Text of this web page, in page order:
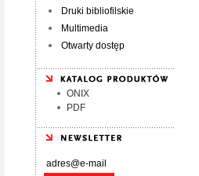
Druki bibliofilskie
Multimedia
Otwarty dostęp
ONIX
PDF